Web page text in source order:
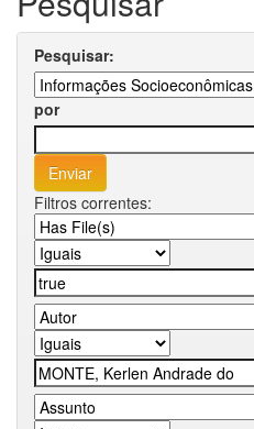
Pesquisar:
por
Filtros correntes: